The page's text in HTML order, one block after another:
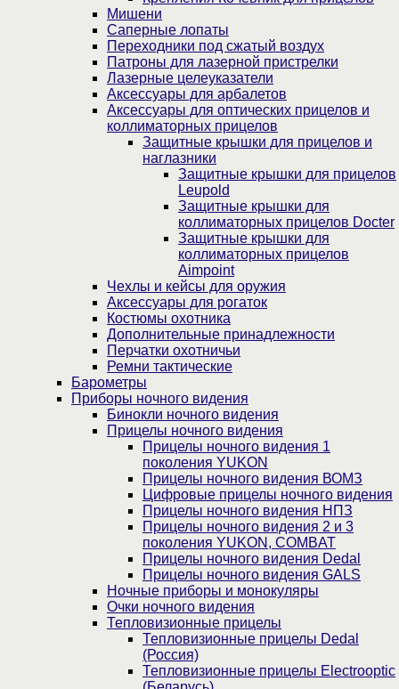
Мишени
Саперные лопаты
Переходники под сжатый воздух
Патроны для лазерной пристрелки
Лазерные целеуказатели
Аксессуары для арбалетов
Аксессуары для оптических прицелов и
коллиматорных прицелов
Защитные крышки для прицелов и
наглазники
Защитные крышки для прицелов
Leupold
Защитные крышки для
коллиматорных прицелов Docter
Защитные крышки для
коллиматорных прицелов
Aimpoint
Чехлы и кейсы для оружия
Аксессуары для рогаток
Костюмы охотника
Дополнительные принадлежности
Перчатки охотничьи
Ремни тактические
Барометры
Приборы ночного видения
Бинокли ночного видения
Прицелы ночного видения
Прицелы ночного видения 1
поколения YUKON
Прицелы ночного видения ВОМЗ
Цифровые прицелы ночного видения
Прицелы ночного видения НПЗ
Прицелы ночного видения 2 и 3
поколения YUKON, COMBAT
Прицелы ночного видения Dedal
Прицелы ночного видения GALS
Ночные приборы и монокуляры
Очки ночного видения
Тепловизионные прицелы
Тепловизионные прицелы Dedal
(Россия)
Тепловизионные прицелы Electrooptic